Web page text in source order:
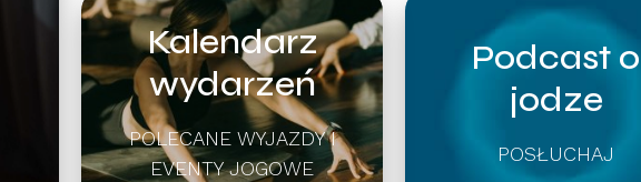
Podcast o
jodze
POSŁUCHAJ
Kalendarz
wydarzeń
POLECANE WYJAZDY I
EVENTY JOGOWE